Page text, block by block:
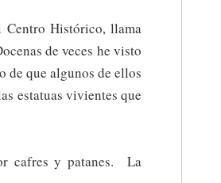
Centro Histórico, llama
de veces he visto
de que algunos de ellos
estatuas vivientes que
cafres y patanes. La